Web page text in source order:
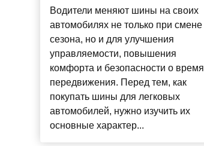
Водители меняют шины на своих
автомобилях не только при смене
сезона, но и для улучшения
управляемости, повышения
комфорта и безопасности о время
передвижения. Перед тем, как
покупать шины для легковых
автомобилей, нужно изучить их
основные характер...